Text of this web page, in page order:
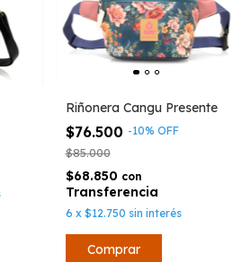
Riñonera Cangu Presente
$76.500 -10% OFF
$85.000
$68.850 con
6 x $12.750 sin interés